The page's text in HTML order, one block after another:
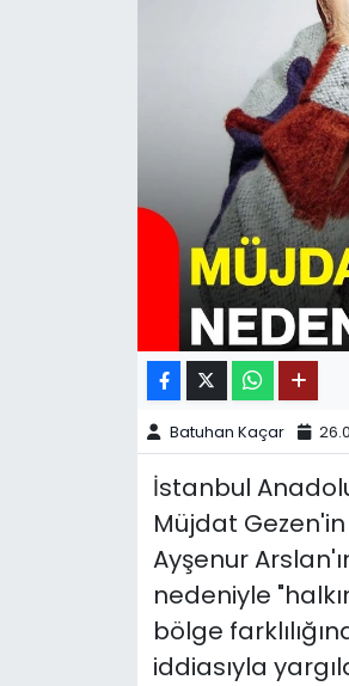
Batuhan Kaçar
İstanbul
Müjdat
Ayşenur
nedeniyle
bölge
iddiasıyla